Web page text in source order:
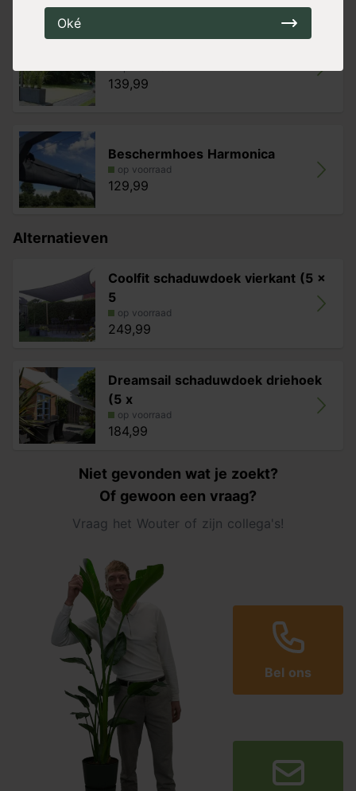
Oké
- Winnaar Innovatieprijs Tuinidee Award
- Bevestiging- en katrollenset in verpakking bijgesloten
- Tot 95% bescherming tegen schadelijke UV stralen
- Eenvoudig te reinigen
- Schimmelwerend
- Eenvoudig te installeren
139,99
Beschermhoes Harmonica
op voorraad
129,99
Alternatieven
Coolfit schaduwdoek vierkant (5 x
5
op voorraad
249,99
Dreamsail schaduwdoek driehoek
(5 x
op voorraad
184,99
Niet gevonden wat je zoekt?
Of gewoon een vraag?
Vraag het Wouter of zijn collega's!
Bel ons